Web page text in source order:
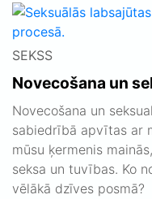
SEKSS
Novecošana un
Novecošana un
sabiedrībā apvītas ar
mūsu ķermenis
seksa un tuvības. Ko
vēlākā dzīves posmā?